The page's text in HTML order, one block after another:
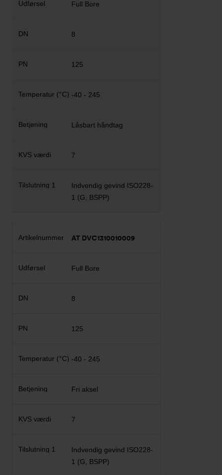
Full Bore
8
125
-40 - 245
Låsbart håndtag
7
Indvendig gevind ISO228-
1 (G, BSPP)
AT DVC1310010009
Full Bore
8
125
-40 - 245
Fri aksel
7
Indvendig gevind ISO228-
1 (G, BSPP)